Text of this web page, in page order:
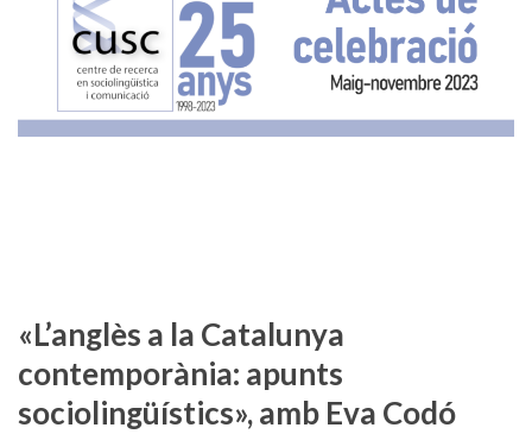
«L’anglès a la Catalunya
contemporània: apunts
sociolingüístics», amb Eva Codó